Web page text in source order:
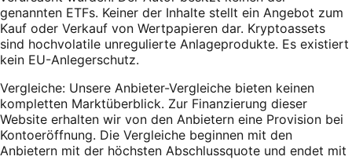
genannten ETFs. Keiner der Inhalte stellt ein Angebot zum
Kauf oder Verkauf von Wertpapieren dar. Kryptoassets
sind hochvolatile unregulierte Anlageprodukte. Es existiert
kein EU-Anlegerschutz.
Vergleiche: Unsere Anbieter-Vergleiche bieten keinen
kompletten Marktüberblick. Zur Finanzierung dieser
Website erhalten wir von den Anbietern eine Provision bei
Kontoeröffnung. Die Vergleiche beginnen mit den
Anbietern mit der höchsten Abschlussquote und endet mit